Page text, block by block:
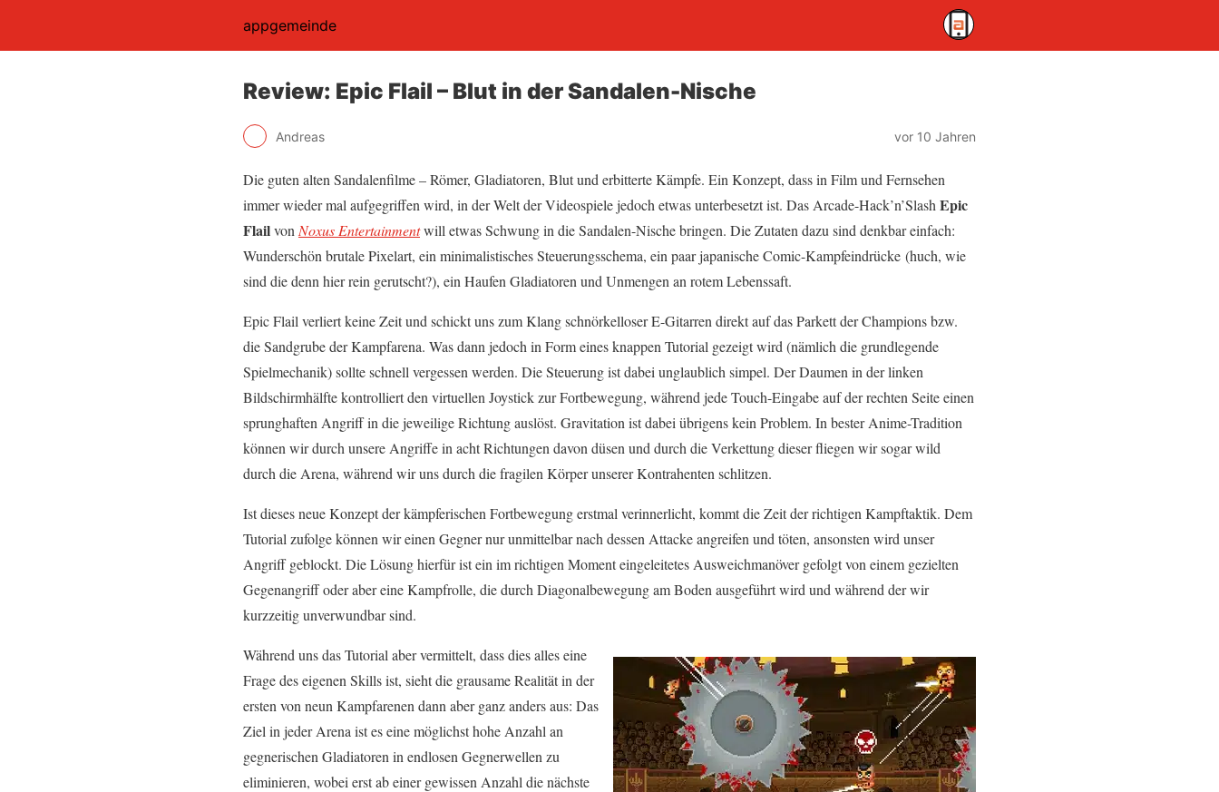
appgemeinde
Review: Epic Flail – Blut in der Sandalen-Nische
Andreas vor 10 Jahren
Die guten alten Sandalenﬁlme – Römer, Gladiatoren, Blut und erbitterte Kämpfe. Ein Konzept, dass in Film und Fernsehen
immer wieder mal aufgegriffen wird, in der Welt der Videospiele jedoch etwas unterbesetzt ist. Das Arcade-Hack’n’Slash Epic
Flailvon Noxus Entertainmentwill etwas Schwung in die Sandalen-Nische bringen. Die Zutaten dazu sind denkbar einfach:
Wunderschön brutale Pixelart, ein minimalistisches Steuerungsschema, ein paar japanische Comic-Kampfeindrücke (huch, wie
sind die denn hier rein gerutscht?), ein Haufen Gladiatoren und Unmengen an rotem Lebenssaft.
Epic Flail verliert keine Zeit und schickt uns zum Klang schnörkelloser E-Gitarren direkt auf das Parkett der Champions bzw.
die Sandgrube der Kampfarena. Was dann jedoch in Form eines knappen Tutorial gezeigt wird (nämlich die grundlegende
Spielmechanik) sollte schnell vergessen werden. Die Steuerung ist dabei unglaublich simpel. Der Daumen in der linken
Bildschirmhälfte kontrolliert den virtuellen Joystick zur Fortbewegung, während jede Touch-Eingabe auf der rechten Seite einen
sprunghaften Angriff in die jeweilige Richtung auslöst. Gravitation ist dabei übrigens kein Problem. In bester Anime-Tradition
können wir durch unsere Angriffe in acht Richtungen davon düsen und durch die Verkettung dieser ﬂiegen wir sogar wild
durch die Arena, während wir uns durch die fragilen Körper unserer Kontrahenten schlitzen.
Ist dieses neue Konzept der kämpferischen Fortbewegung erstmal verinnerlicht, kommt die Zeit der richtigen Kampftaktik. Dem
Tutorial zufolge können wir einen Gegner nur unmittelbar nach dessen Attacke angreifen und töten, ansonsten wird unser
Angriff geblockt. Die Lösung hierfür ist ein im richtigen Moment eingeleitetes Ausweichmanöver gefolgt von einem gezielten
Gegenangriff oder aber eine Kampfrolle, die durch Diagonalbewegung am Boden ausgeführt wird und während der wir
kurzzeitig unverwundbar sind.
Während uns das Tutorial aber vermittelt, dass dies alles eine
Frage des eigenen Skills ist, sieht die grausame Realität in der
ersten von neun Kampfarenen dann aber ganz anders aus: Das
Ziel in jeder Arena ist es eine möglichst hohe Anzahl an
gegnerischen Gladiatoren in endlosen Gegnerwellen zu
eliminieren, wobei erst ab einer gewissen Anzahl die nächste